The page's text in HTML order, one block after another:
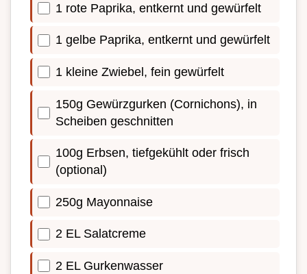
1 rote Paprika, entkernt und gewürfelt
1 gelbe Paprika, entkernt und gewürfelt
1 kleine Zwiebel, fein gewürfelt
150g Gewürzgurken (Cornichons), in
Scheiben geschnitten
100g Erbsen, tiefgekühlt oder frisch
(optional)
250g Mayonnaise
2 EL Salatcreme
2 EL Gurkenwasser